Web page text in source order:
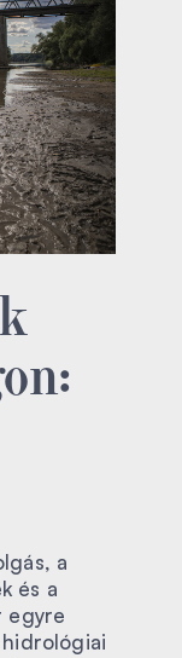
a
és a
egyre